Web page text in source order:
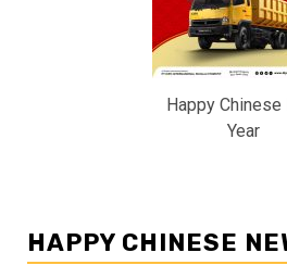
Happy Chinese
Year
HAPPY CHINESE